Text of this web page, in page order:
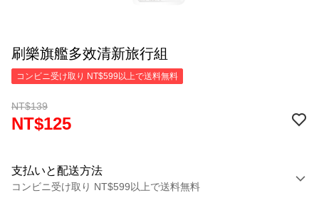
刷樂旗艦多效清新旅行組
コンビニ受け取り NT$599以上で送料無料
NT$139
NT$125
支払いと配送方法
コンビニ受け取り NT$599以上で送料無料